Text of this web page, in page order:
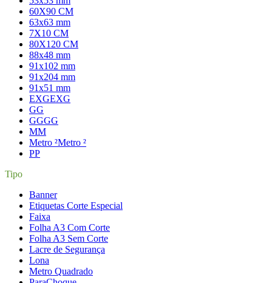
60X90 CM
63x63 mm
7X10 CM
80X120 CM
88x48 mm
91x102 mm
91x204 mm
91x51 mm
EXGEXG
GG
GGGG
MM
Metro ²Metro ²
PP
Tipo
Banner
Etiquetas Corte Especial
Faixa
Folha A3 Com Corte
Folha A3 Sem Corte
Lacre de Segurança
Lona
Metro Quadrado